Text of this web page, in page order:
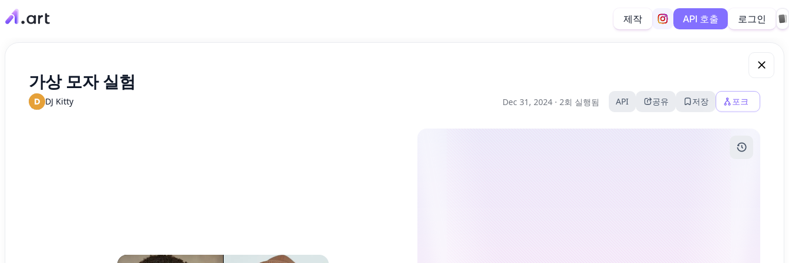
제작 API 호출 로그인
가상 모자 실험
D DJ Kitty Dec 31, 2024 · 2회 실행됨 API 공유 저장 포크